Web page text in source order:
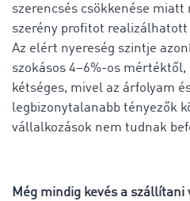
szerencsés csökkenése
szerény profitot realizálhatott
Az elért nyereség szintje
szokásos 4–6%-os
kétséges, mivel az árfolyam
legbizonytalanabb tényezők
vállalkozások nem tudnak
Még mindig kevés a szállítani